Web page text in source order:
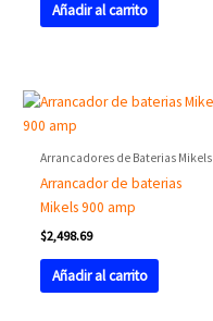
Añadir al carrito
Arrancadores de Baterias Mikels
Arrancador de baterias
Mikels 900 amp
$2,498.69
Añadir al carrito